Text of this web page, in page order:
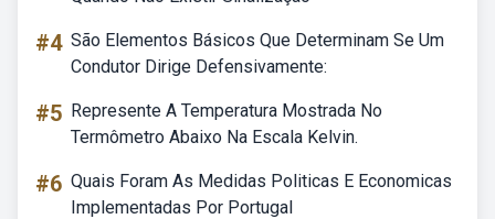
#4 São Elementos Básicos Que Determinam Se Um
Condutor Dirige Defensivamente:
#5 Represente A Temperatura Mostrada No
Termômetro Abaixo Na Escala Kelvin.
#6 Quais Foram As Medidas Politicas E Economicas
Implementadas Por Portugal